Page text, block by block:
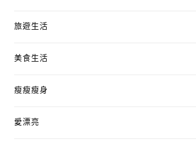
旅遊生活
美食生活
瘦瘦瘦身
愛漂亮